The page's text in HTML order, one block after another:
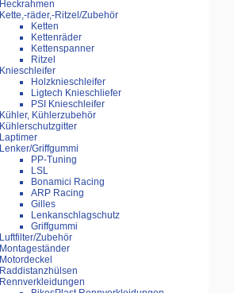
Heckrahmen
Kette,-räder,-Ritzel/Zubehör
Ketten
Kettenräder
Kettenspanner
Ritzel
Knieschleifer
Holzknieschleifer
Ligtech Knieschliefer
PSI Knieschleifer
Kühler, Kühlerzubehör
Kühlerschutzgitter
Laptimer
Lenker/Griffgummi
PP-Tuning
LSL
Bonamici Racing
ARP Racing
Gilles
Lenkanschlagschutz
Griffgummi
Luftfilter/Zubehör
Montageständer
Motordeckel
Raddistanzhülsen
Rennverkleidungen